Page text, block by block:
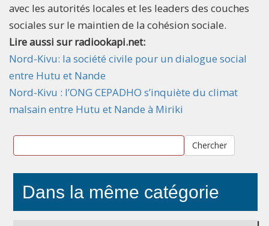
avec les autorités locales et les leaders des couches
sociales sur le maintien de la cohésion sociale.
Lire aussi sur radiookapi.net:
Nord-Kivu: la société civile pour un dialogue social
entre Hutu et Nande
Nord-Kivu : l’ONG CEPADHO s’inquiète du climat
malsain entre Hutu et Nande à Miriki
Chercher
Dans la même catégorie